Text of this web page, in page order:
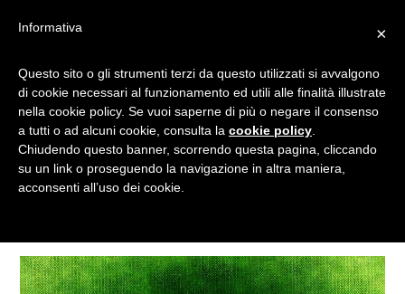
UOVA DI PASQUA 3D
Tagged
×
Informativa
Questo sito o gli strumenti terzi da questo utilizzati si avvalgono
di cookie necessari al funzionamento ed utili alle finalità illustrate
nella cookie policy. Se vuoi saperne di più o negare il consenso
a tutti o ad alcuni cookie, consulta la cookie policy
Chiudendo questo banner, scorrendo questa pagina, cliccando
su un link o proseguendo la navigazione in altra maniera,
acconsenti all’uso dei cookie.